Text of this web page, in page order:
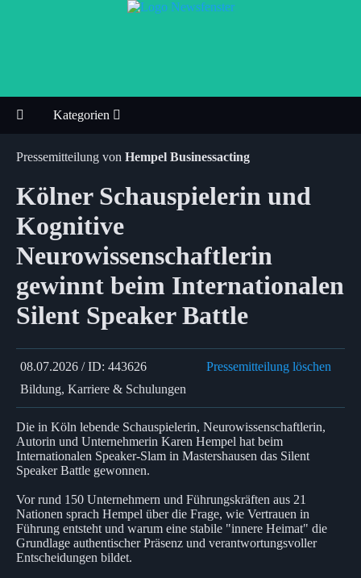
Kategorien
Pressemitteilung von Hempel Businessacting
Kölner Schauspielerin und
Kognitive
Neurowissenschaftlerin
gewinnt beim Internationalen
Silent Speaker Battle
08.07.2026 / ID: 443626
Pressemitteilung löschen
Bildung, Karriere & Schulungen
Die in Köln lebende Schauspielerin, Neurowissenschaftlerin,
Autorin und Unternehmerin Karen Hempel hat beim
Internationalen Speaker-Slam in Mastershausen das Silent
Speaker Battle gewonnen.
Vor rund 150 Unternehmern und Führungskräften aus 21
Nationen sprach Hempel über die Frage, wie Vertrauen in
Führung entsteht und warum eine stabile "innere Heimat" die
Grundlage authentischer Präsenz und verantwortungsvoller
Entscheidungen bildet.